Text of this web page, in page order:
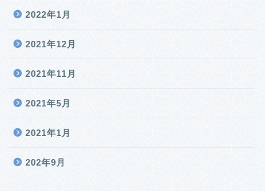
2022年1月
2021年12月
2021年11月
2021年5月
2021年1月
202年9月